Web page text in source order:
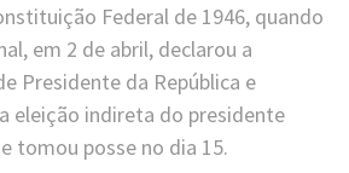
Federal de 1946, quando
em 2 de abril, declarou a
Presidente da República e
eleição indireta do presidente
tomou posse no dia 15.